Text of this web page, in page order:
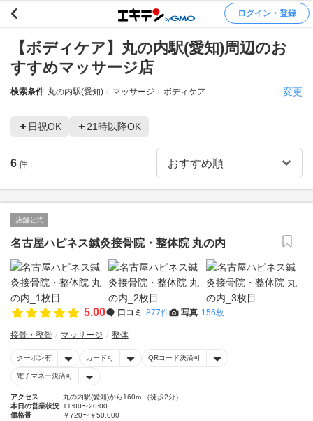
ログイン・登録
【ボディケア】丸の内駅(愛知)周辺のお
すすめマッサージ店
検索条件 丸の内駅(愛知) マッサージ ボディケア 変更
日祝OK 21時以降OK
6 件
店舗公式
名古屋ハピネス鍼灸接骨院・整体院 丸の内
5.00 口コミ 877件 写真 156枚
接骨・整骨 マッサージ 整体
クーポン有 カード可 QRコード決済可
電子マネー決済可
アクセス
丸の内駅(愛知)から160m （徒歩2分）
本日の営業状況 11:00〜20:00
価格帯
￥720〜￥50,000